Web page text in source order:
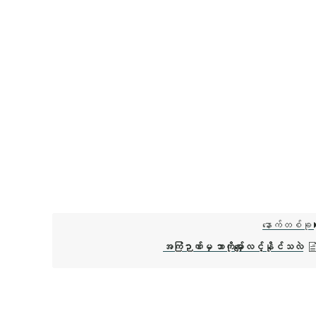
နောက်တစ်ခု
အကြံဉာဏ်မှ ဘာကိုမျှော်လင့်နိုင်သလဲ